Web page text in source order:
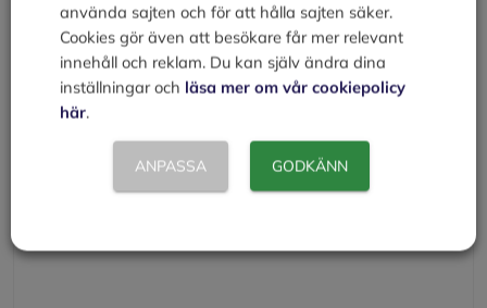
Strålsäkerhetsmyndigheten
Miljö från A till Ö, Bra Böcker, ISBN 91-7133-117-4
Kategorier
Att kunna
Radon
Alfastrålning
Kommentar
använda sajten och för att hålla sajten säker.
Cookies gör även att besökare får mer relevant
innehåll och reklam. Du kan själv ändra dina
inställningar och läsa mer om vår cookiepolicy
här.
ANPASSA GODKÄNN